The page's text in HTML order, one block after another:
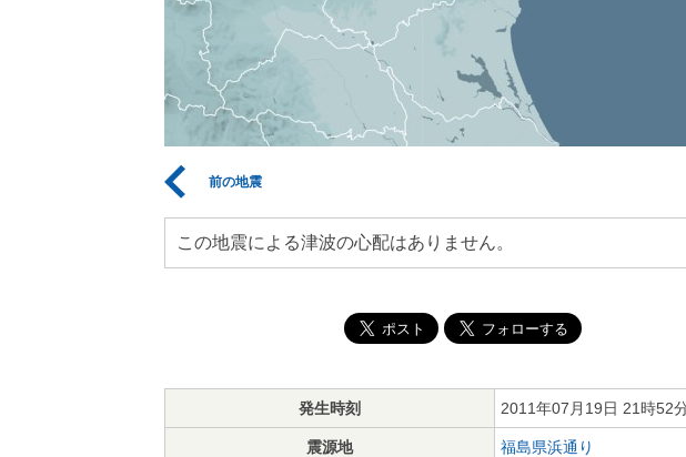
前の地震
この地震による津波の心配はありません。
発生時刻 2011年07月19日 21時52
震源地 福島県浜通り